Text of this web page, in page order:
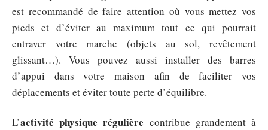
est recommandé de faire attention où vous mettez vos
pieds et d’éviter au maximum tout ce qui pourrait
entraver votre marche (objets au sol, revêtement
glissant…). Vous pouvez aussi installer des barres
d’appui dans votre maison afin de faciliter vos
déplacements et éviter toute perte d’équilibre.
L’activité physique régulière contribue grandement à